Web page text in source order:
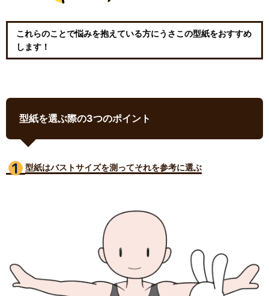
これらのことで悩みを抱えている方にうさこの型紙をおすすめ
します！
型紙を選ぶ際の3つのポイント
型紙はバストサイズを測ってそれを参考に選ぶ